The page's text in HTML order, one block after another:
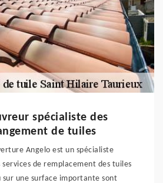
spécialiste des
de tuiles
Angelo est un spécialiste
de remplacement des tuiles
sur une surface importante sont